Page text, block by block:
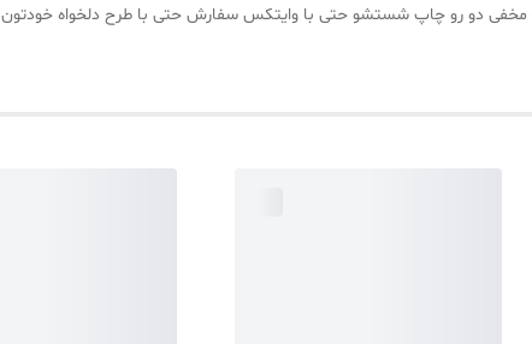
مخفی دو رو چاپ شستشو حتی با وایتکس سفارش حتی با طرح دلخواه خودتون